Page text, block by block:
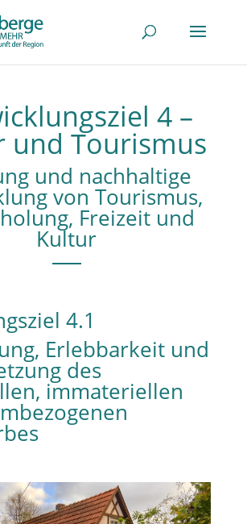
4 –
und Tourismus
und nachhaltige
von Tourismus,
Freizeit und
Kultur
4.1
Erlebbarkeit und
des
immateriellen